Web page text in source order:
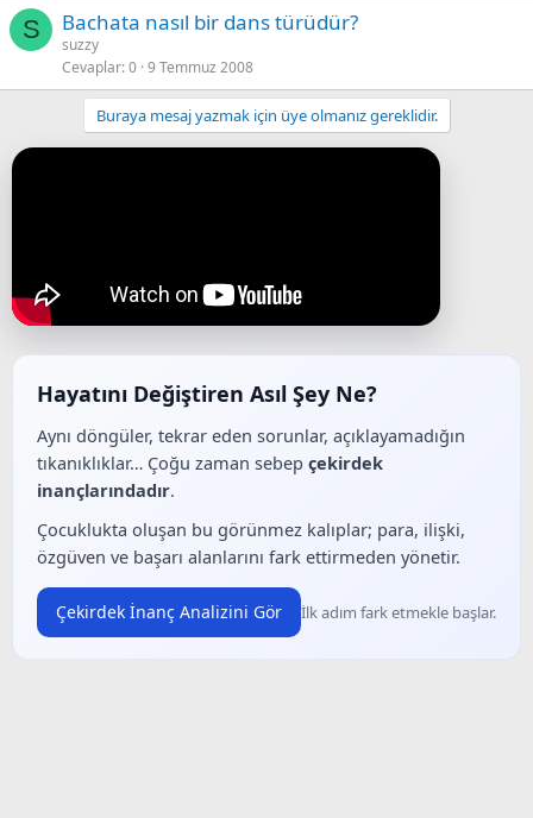
S Bachata nasıl bir dans türüdür?
suzzy
Cevaplar 0 9 Temmuz 2008
Buraya mesaj yazmak için üye olmanız gereklidir.
Hayatını Değiştiren Asıl Şey Ne?
Aynı döngüler, tekrar eden sorunlar, açıklayamadığın
tıkanıklıklar… Çoğu zaman sebep çekirdek
inançlarındadır.
Çocuklukta oluşan bu görünmez kalıplar; para, ilişki,
özgüven ve başarı alanlarını fark ettirmeden yönetir.
Çekirdek İnanç Analizini Gör İlk adım fark etmekle başlar.